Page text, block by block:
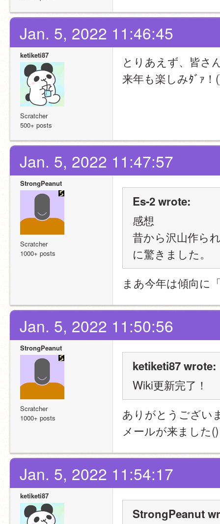
Jan. 5, 2022 11:46:45
ketiketi87
Scratcher
500+ posts
とりあえず、皆さ
来年も楽しみﾀﾞｧ！
Jan. 5, 2022 11:47:57
StrongPeanut
Scratcher
1000+ posts
Es-2 wrote:
感想
昔から沢山作ら
に驚きました。
まあ今年は傾向に
Jan. 5, 2022 11:50:56
StrongPeanut
Scratcher
1000+ posts
ketiketi87 wrote:
Wiki更新完了！
ありがとうござい
メールが来ました()
Jan. 5, 2022 11:54:17
ketiketi87
StrongPeanut